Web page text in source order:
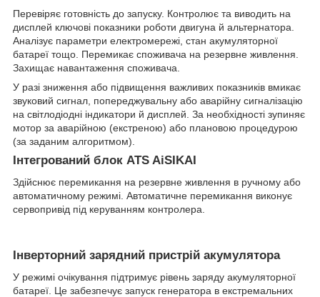
Перевіряє готовність до запуску. Контролює та виводить на
дисплей ключові показники роботи двигуна й альтернатора.
Аналізує параметри електромережі, стан акумуляторної
батареї тощо. Перемикає споживача на резервне живлення.
Захищає навантаження споживача.
У разі зниження або підвищення важливих показників вмикає
звуковий сигнал, попереджувальну або аварійну сигналізацію
на світлодіодні індикатори й дисплей. За необхідності зупиняє
мотор за аварійною (екстреною) або плановою процедурою
(за заданим алгоритмом).
Інтегрований блок ATS AiSIKAI
Здійснює перемикання на резервне живлення в ручному або
автоматичному режимі. Автоматичне перемикання виконує
сервопривід під керуванням контролера.
Інверторний зарядний пристрій акумулятора
У режимі очікування підтримує рівень заряду акумуляторної
батареї. Це забезпечує запуск генератора в екстремальних